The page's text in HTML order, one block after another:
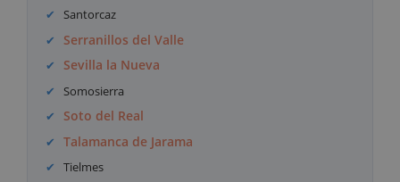
Santorcaz
Serranillos del Valle
Sevilla la Nueva
Somosierra
Soto del Real
Talamanca de Jarama
Tielmes